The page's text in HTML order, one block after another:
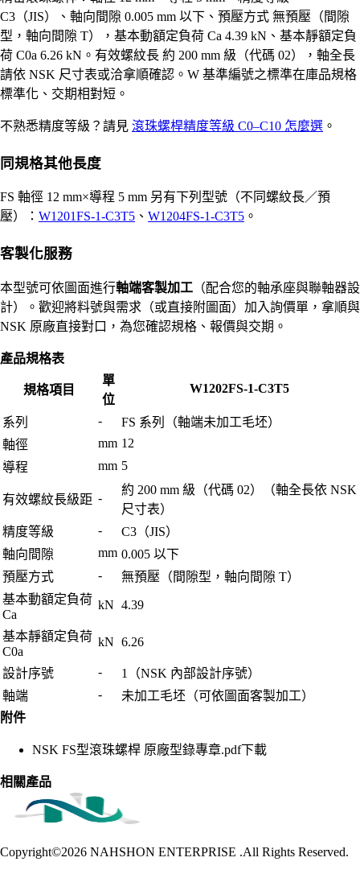
C3（JIS）、軸向間隙 0.005 mm 以下、預壓方式 無預壓（間隙
型，軸向間隙 T），基本動額定負荷 Ca 4.39 kN、基本靜額定負
荷 C0a 6.26 kN。有效螺紋長 約 200 mm 級（代碼 02），軸全長
請依 NSK 尺寸表或洽拿順確認。W 基準編號之標準在庫品規格
標準化、交期相對短。
不熟悉精度等級？請見 滾珠螺桿精度等級 C0–C10 怎麼選 。
同規格其他長度
FS 軸徑 12 mm×導程 5 mm 另有下列型號（不同螺紋長／預
壓）： W1201FS-1-C3T5 、 W1204FS-1-C3T5 。
客製化服務
本型號可依圖面進行軸端客製加工 （配合您的軸承座與聯軸器設
計）。歡迎將料號與需求（或直接附圖面）加入詢價單，拿順與
NSK 原廠直接對口，為您確認規格、報價與交期。
產品規格表
規格項目
單
位
W1202FS-1-C3T5
系列 -
FS 系列（軸端未加工毛坯）
軸徑
mm 12
導程
mm 5
有效螺紋長級距 -
約 200 mm 級（代碼 02）（軸全長依 NSK
尺寸表）
精度等級
-
C3（JIS）
軸向間隙
mm 0.005 以下
預壓方式
-
無預壓（間隙型，軸向間隙 T）
基本動額定負荷
Ca
kN 4.39
基本靜額定負荷
C0a
kN 6.26
設計序號 -
1（NSK 內部設計序號）
軸端
-
未加工毛坯（可依圖面客製加工）
附件
NSK FS型滾珠螺桿 原廠型錄專章.pdf下載
相關產品
Copyright©2026 NAHSHON ENTERPRISE .All Rights Reserved.